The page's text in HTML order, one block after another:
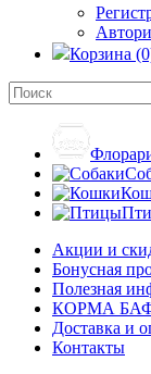
Корзина
Акции и
Бонусная
Полезная
КОРМА
Доставка и
Контакты